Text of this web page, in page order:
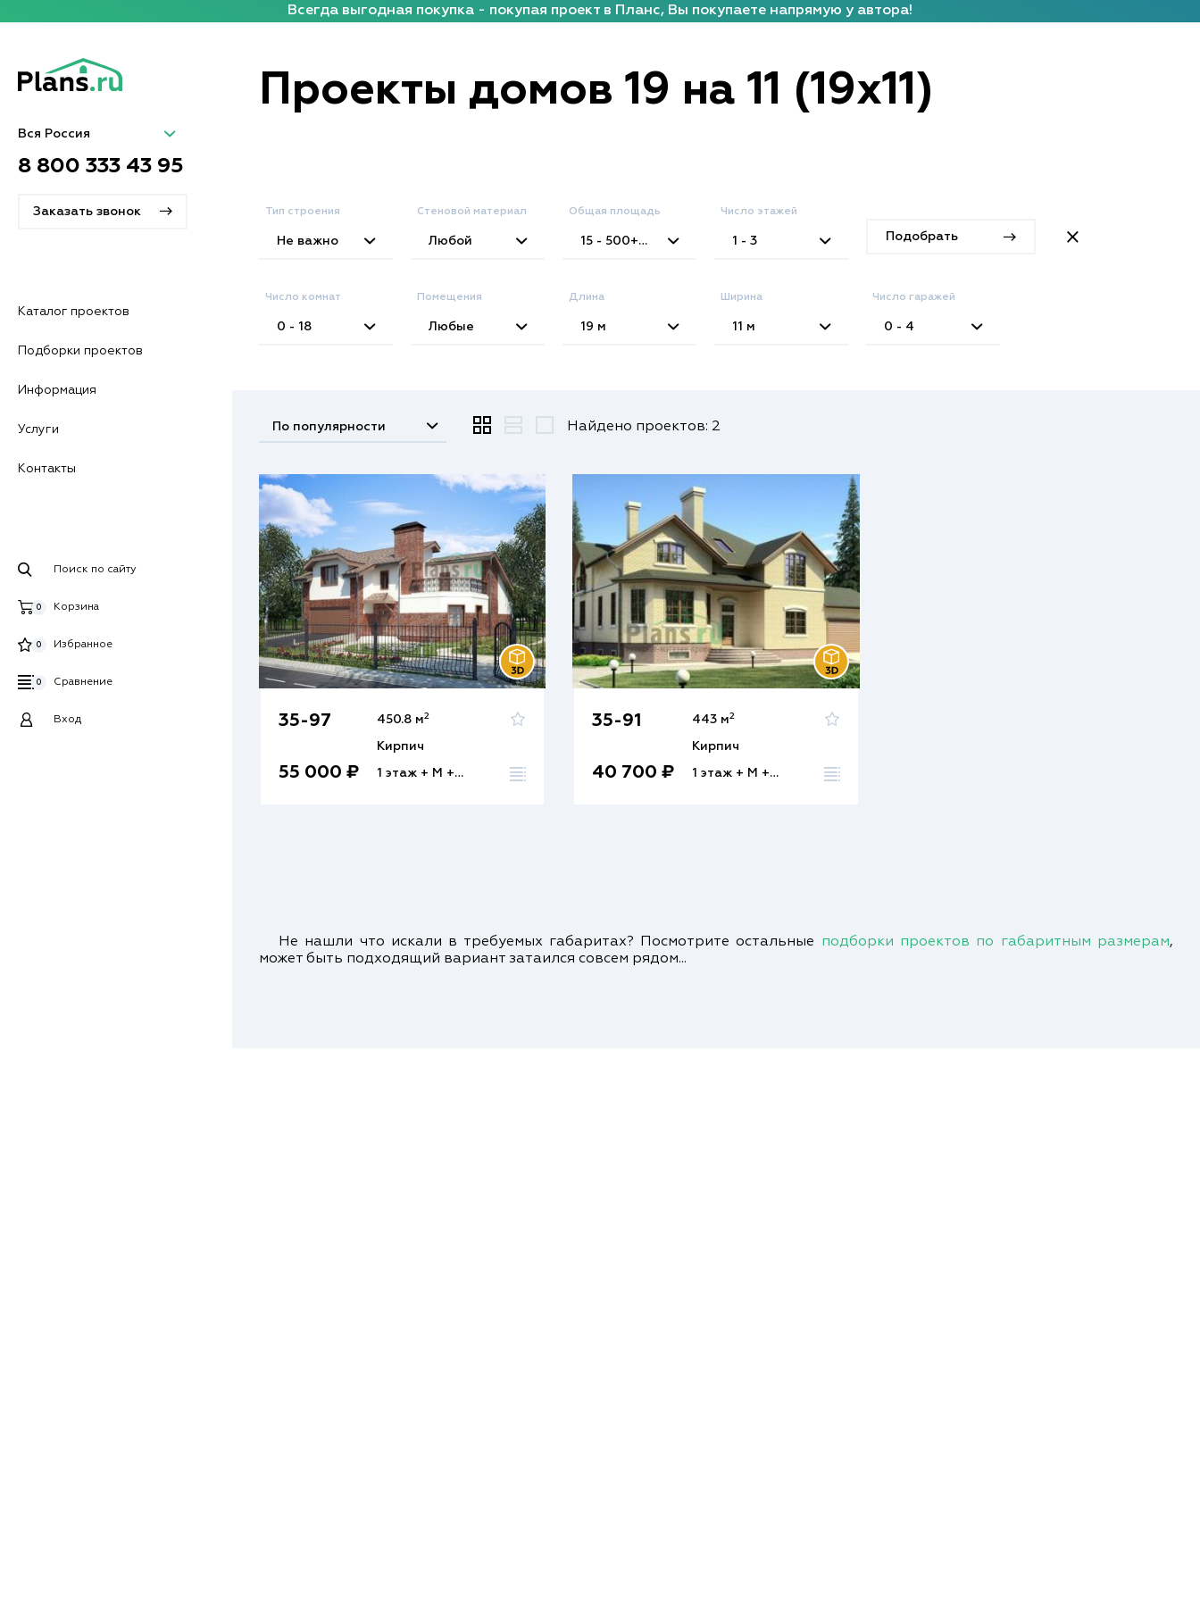
Всегда выгодная покупка - покупая проект в Планс, Вы покупаете напрямую у автора!
Вся Россия
8 800 333 43 95
Заказать звонок
Каталог проектов
Подборки проектов
Информация
Услуги
Контакты
Поиск по сайту
Корзина
0
Избранное
0
Сравнение
0
Вход
Проекты домов 19 на 11 (19x11)
Тип строения
Не важно
Стеновой материал
Любой
Общая площадь
15 - 500+
м
Число этажей
1 - 3 Подобрать
Число комнат
0 - 18
Помещения
Любые
Длина
19 м
Ширина
11 м
Число гаражей
0 - 4
По популярности Найдено проектов: 2
35-97
55 000 ₽
450.8 м2
Кирпич
1 этаж + М + Ц
35-91
40 700 ₽
443 м2
Кирпич
1 этаж + М + Ц
Не нашли что искали в требуемых габаритах? Посмотрите остальные подборки проектов по габаритным размерам,
может быть подходящий вариант затаился совсем рядом...